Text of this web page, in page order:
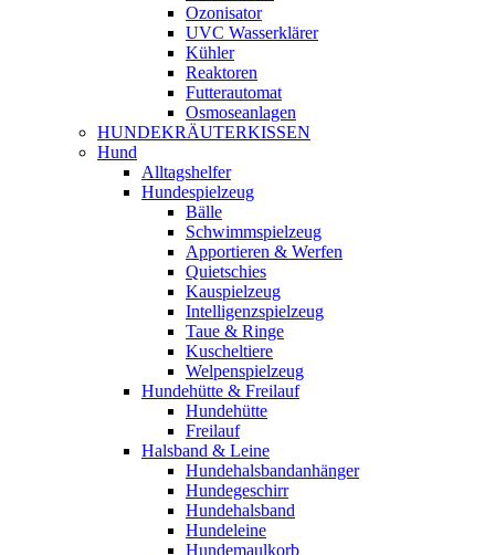
Ozonisator
UVC Wasserklärer
Kühler
Reaktoren
Futterautomat
Osmoseanlagen
HUNDEKRÄUTERKISSEN
Hund
Alltagshelfer
Hundespielzeug
Bälle
Schwimmspielzeug
Apportieren & Werfen
Quietschies
Kauspielzeug
Intelligenzspielzeug
Taue & Ringe
Kuscheltiere
Welpenspielzeug
Hundehütte & Freilauf
Hundehütte
Freilauf
Halsband & Leine
Hundehalsbandanhänger
Hundegeschirr
Hundehalsband
Hundeleine
Hundemaulkorb